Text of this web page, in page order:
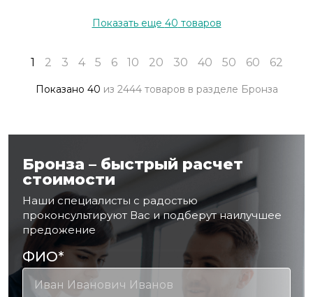
Показать еще 40 товаров
1 2 3 4 5 6 10 20 30 40 50 60 62
Показано 40 из 2444 товаров в разделе Бронза
Бронза – быстрый расчет
стоимости
Наши специалисты с радостью
проконсультируют Вас и подберут наилучшее
предожение
ФИО*